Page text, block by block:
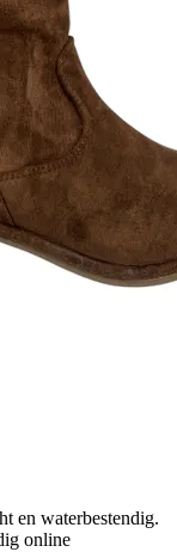
en waterbestendig.
online